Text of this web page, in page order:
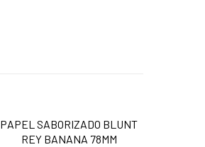
PAPEL SABORIZADO BLUNT
REY BANANA 78MM